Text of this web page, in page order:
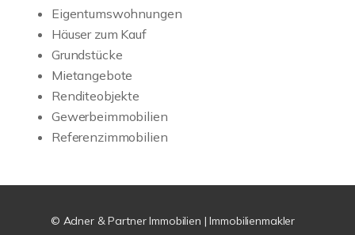
Eigentumswohnungen
Häuser zum Kauf
Grundstücke
Mietangebote
Renditeobjekte
Gewerbeimmobilien
Referenzimmobilien
© Adner & Partner Immobilien | Immobilienmakler